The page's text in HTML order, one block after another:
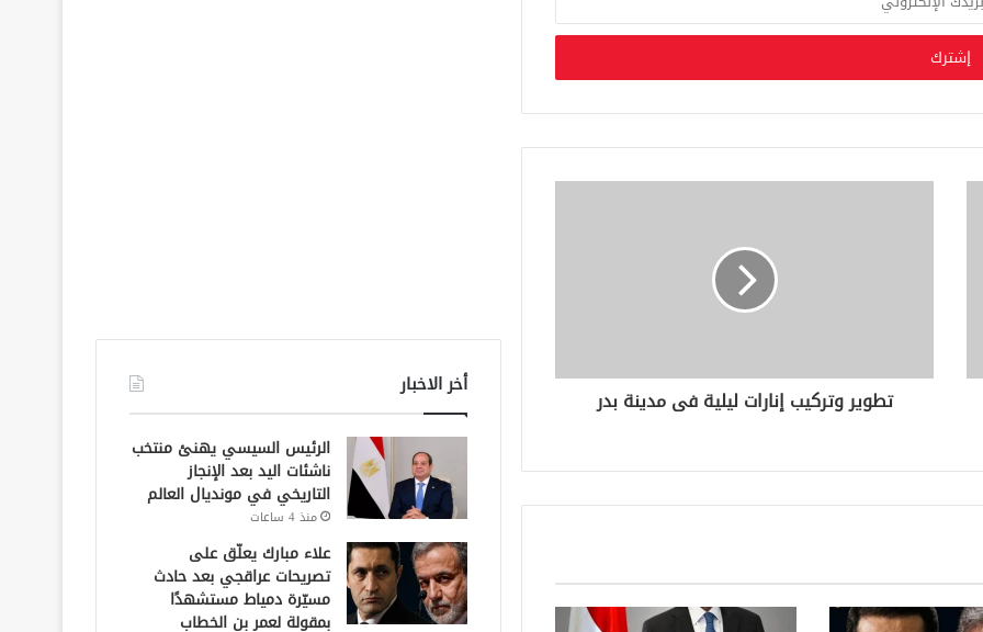
تطوير وتركيب إنارات ليلية فى مدينة بدر أخر الاخبار
الرئيس السيسي يهنئ منتخب
ناشئات اليد بعد الإنجاز
التاريخي في مونديال العالم
منذ 4 ساعات
علاء مبارك يعلّق على
تصريحات عراقجي بعد حادث
مسيّرة دمياط مستشهدًا
بمقولة لعمر بن الخطاب